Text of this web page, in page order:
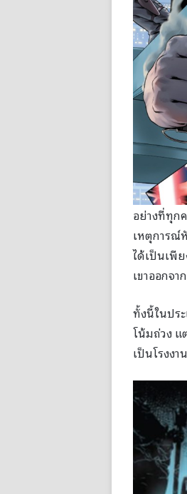
อย่างที่ทุก
เหตุการณ์
ได้เป็นเพี
เขาออกจ
ทั้งนี้ในปร
โน้มถ่วง
เป็นโรงง